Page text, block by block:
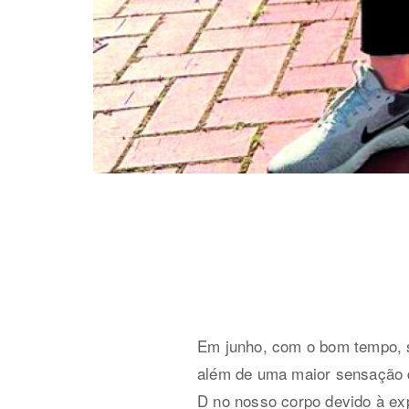
Em junho, com o bom
além de uma maior
D no nosso corpo devido à